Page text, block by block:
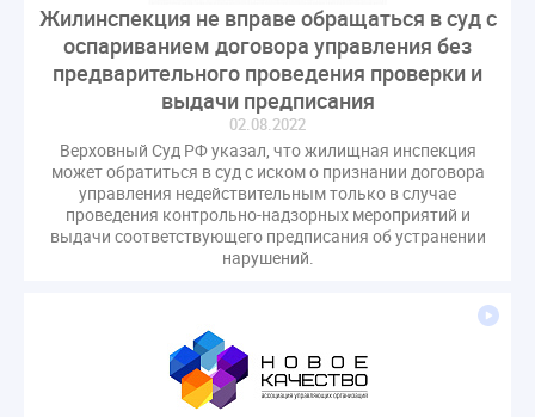
общественный совет
объект культурного наследия
оплата отопления
особенности взимания пени
оспаривание ОСС
перелицензирование
плановые проверки
пожарная безопасность
прекращение договора
прибор учета
пристройка
провайдер
прогород
проект постановления
рабочая группа
регистрация
реестр УК связь
совет МКД
техническая документация
умный дом
экспертный совет
Жилинспекция не вправе обращаться в суд с
оспариванием договора управления без
предварительного проведения проверки и
выдачи предписания
02.08.2022
Верховный Суд РФ указал, что жилищная инспекция
может обратиться в суд с иском о признании договора
управления недействительным только в случае
проведения контрольно-надзорных мероприятий и
выдачи соответствующего предписания об устранении
нарушений.